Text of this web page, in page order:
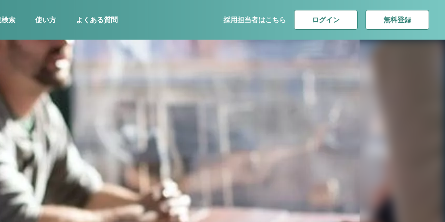
検索 使い方 よくある質問 採用担当者はこちら ログイン 無料登録